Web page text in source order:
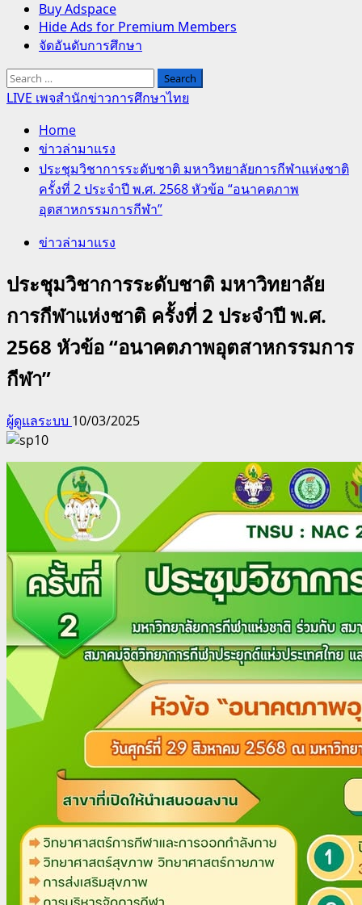
Buy Adspace
Hide Ads for Premium Members
จัดอันดับการศึกษา
Search
for:
LIVE เพจสำนักข่าวการศึกษาไทย
Home
ข่าวล่ามาแรง
ประชุมวิชาการระดับชาติ มหาวิทยาลัยการกีฬาแห่งชาติ
ครั้งที่ 2 ประจำปี พ.ศ. 2568 หัวข้อ “อนาคตภาพ
อุตสาหกรรมการกีฬา”
ข่าวล่ามาแรง
ประชุมวิชาการระดับชาติ มหาวิทยาลัย
การกีฬาแห่งชาติ ครั้งที่ 2 ประจำปี พ.ศ.
2568 หัวข้อ “อนาคตภาพอุตสาหกรรมการ
กีฬา”
ผู้ดูแลระบบ 10/03/2025